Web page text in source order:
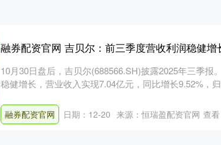
融券配资官网 吉贝尔：前三季度营收利润稳健
10月30日盘后，吉贝尔(688566.SH)披露2025年三季报
稳健增长，营业收入实现7.04亿元，同比增长9.52%，
融券配资官网 日期：12-20 来源：恒瑞盈配资官网 查看